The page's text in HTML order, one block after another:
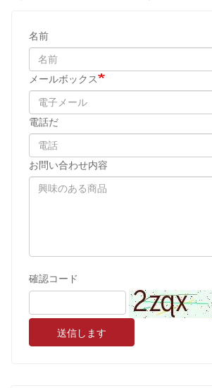
名前
メールボックス
電話だ
お問い合わせ内容
確認コード
送信します